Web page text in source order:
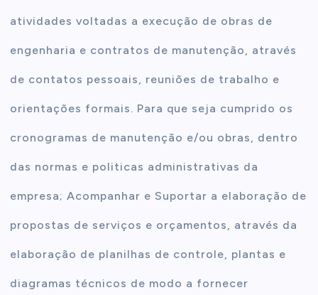
atividades voltadas a execução de obras de
engenharia e contratos de manutenção, através
de contatos pessoais, reuniões de trabalho e
orientações formais. Para que seja cumprido os
cronogramas de manutenção e/ou obras, dentro
das normas e politicas administrativas da
empresa; Acompanhar e Suportar a elaboração de
propostas de serviços e orçamentos, através da
elaboração de planilhas de controle, plantas e
diagramas técnicos de modo a fornecer